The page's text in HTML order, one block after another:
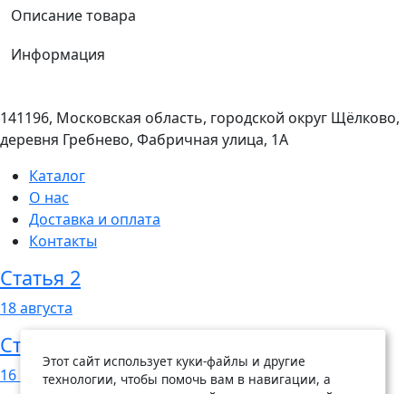
Описание товара
Информация
141196, Московская область, городской округ Щёлково,
деревня Гребнево, Фабричная улица, 1А
Каталог
О нас
Доставка и оплата
Контакты
Статья 2
18августа
Статья 1
16 августа
Этот сайт использует куки-файлы и другие
технологии, чтобы помочь вам в навигации, а